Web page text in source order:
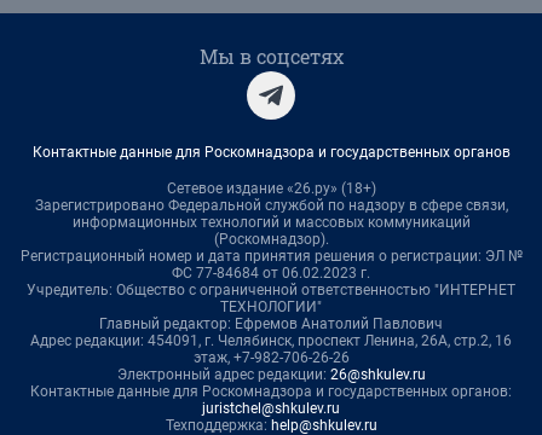
Мы в соцсетях
Контактные данные для Роскомнадзора и государственных органов
Сетевое издание «26.ру» (18+)
Зарегистрировано Федеральной службой по надзору в сфере связи,
информационных технологий и массовых коммуникаций
(Роскомнадзор).
Регистрационный номер и дата принятия решения о регистрации: ЭЛ №
ФС 77-84684 от 06.02.2023 г.
Учредитель: Общество с ограниченной ответственностью "ИНТЕРНЕТ
ТЕХНОЛОГИИ"
Главный редактор: Ефремов Анатолий Павлович
Адрес редакции: 454091, г. Челябинск, проспект Ленина, 26А, стр.2, 16
этаж, +7-982-706-26-26
Электронный адрес редакции: 26@shkulev.ru
Контактные данные для Роскомнадзора и государственных органов:
juristchel@shkulev.ru
Техподдержка: help@shkulev.ru